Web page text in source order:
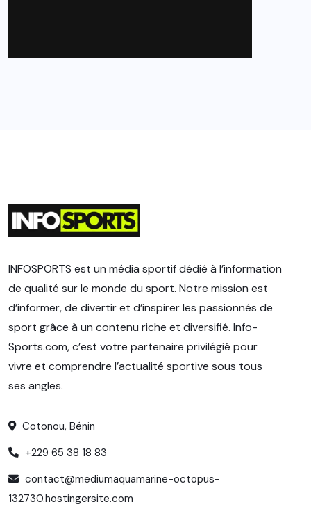
INFOSPORTS est un média sportif dédié à l’information
de qualité sur le monde du sport. Notre mission est
d’informer, de divertir et d’inspirer les passionnés de
sport grâce à un contenu riche et diversifié. Info-
Sports.com, c’est votre partenaire privilégié pour
vivre et comprendre l’actualité sportive sous tous
ses angles.
Cotonou, Bénin
+229 65 38 18 83
contact@mediumaquamarine-octopus-
132730.hostingersite.com